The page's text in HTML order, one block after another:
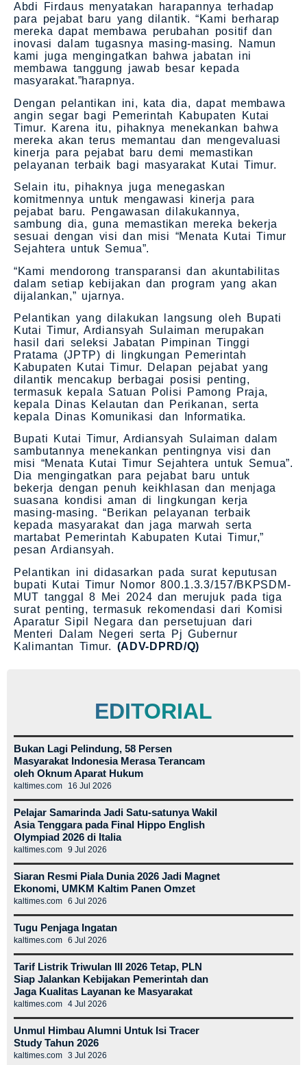
Abdi Firdaus menyatakan harapannya terhadap
para pejabat baru yang dilantik. “Kami berharap
mereka dapat membawa perubahan positif dan
inovasi dalam tugasnya masing-masing. Namun
kami juga mengingatkan bahwa jabatan ini
membawa tanggung jawab besar kepada
masyarakat.”harapnya.
Dengan pelantikan ini, kata dia, dapat membawa
angin segar bagi Pemerintah Kabupaten Kutai
Timur. Karena itu, pihaknya menekankan bahwa
mereka akan terus memantau dan mengevaluasi
kinerja para pejabat baru demi memastikan
pelayanan terbaik bagi masyarakat Kutai Timur.
Selain itu, pihaknya juga menegaskan
komitmennya untuk mengawasi kinerja para
pejabat baru. Pengawasan dilakukannya,
sambung dia, guna memastikan mereka bekerja
sesuai dengan visi dan misi “Menata Kutai Timur
Sejahtera untuk Semua”.
“Kami mendorong transparansi dan akuntabilitas
dalam setiap kebijakan dan program yang akan
dijalankan,” ujarnya.
Pelantikan yang dilakukan langsung oleh Bupati
Kutai Timur, Ardiansyah Sulaiman merupakan
hasil dari seleksi Jabatan Pimpinan Tinggi
Pratama (JPTP) di lingkungan Pemerintah
Kabupaten Kutai Timur. Delapan pejabat yang
dilantik mencakup berbagai posisi penting,
termasuk kepala Satuan Polisi Pamong Praja,
kepala Dinas Kelautan dan Perikanan, serta
kepala Dinas Komunikasi dan Informatika.
Bupati Kutai Timur, Ardiansyah Sulaiman dalam
sambutannya menekankan pentingnya visi dan
misi “Menata Kutai Timur Sejahtera untuk Semua”.
Dia mengingatkan para pejabat baru untuk
bekerja dengan penuh keikhlasan dan menjaga
suasana kondisi aman di lingkungan kerja
masing-masing. “Berikan pelayanan terbaik
kepada masyarakat dan jaga marwah serta
martabat Pemerintah Kabupaten Kutai Timur,”
pesan Ardiansyah.
Pelantikan ini didasarkan pada surat keputusan
bupati Kutai Timur Nomor 800.1.3.3/157/BKPSDM-
MUT tanggal 8 Mei 2024 dan merujuk pada tiga
surat penting, termasuk rekomendasi dari Komisi
Aparatur Sipil Negara dan persetujuan dari
Menteri Dalam Negeri serta Pj Gubernur
Kalimantan Timur. (ADV-DPRD/Q)
EDITORIAL
Bukan Lagi Pelindung, 58 Persen
Masyarakat Indonesia Merasa Terancam
oleh Oknum Aparat Hukum
kaltimes.com 16 Jul 2026
Pelajar Samarinda Jadi Satu-satunya Wakil
Asia Tenggara pada Final Hippo English
Olympiad 2026 di Italia
kaltimes.com 9 Jul 2026
Siaran Resmi Piala Dunia 2026 Jadi Magnet
Ekonomi, UMKM Kaltim Panen Omzet
kaltimes.com 6 Jul 2026
Tugu Penjaga Ingatan
kaltimes.com 6 Jul 2026
Tarif Listrik Triwulan III 2026 Tetap, PLN
Siap Jalankan Kebijakan Pemerintah dan
Jaga Kualitas Layanan ke Masyarakat
kaltimes.com 4 Jul 2026
Unmul Himbau Alumni Untuk Isi Tracer
Study Tahun 2026
kaltimes.com 3 Jul 2026